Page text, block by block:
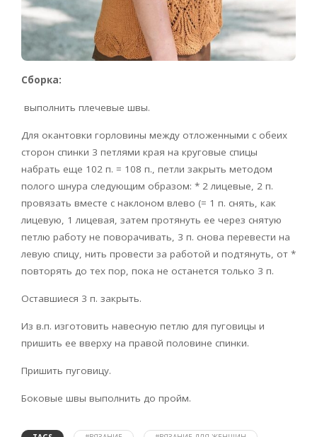
Сборка:
выполнить плечевые швы.
Для окантовки горловины между отложенными с обеих
сторон спинки 3 петлями края на круговые спицы
набрать еще 102 п. = 108 п., петли закрыть методом
полого шнура следующим образом: * 2 лицевые, 2 п.
провязать вместе с наклоном влево (= 1 п. снять, как
лицевую, 1 лицевая, затем протянуть ее через снятую
петлю работу не поворачивать, 3 п. снова перевести на
левую спицу, нить провести за работой и подтянуть, от *
повторять до тех пор, пока не останется только 3 п.
Оставшиеся 3 п. закрыть.
Из в.п. изготовить навесную петлю для пуговицы и
пришить ее вверху на правой половине спинки.
Пришить пуговицу.
Боковые швы выполнить до пройм.